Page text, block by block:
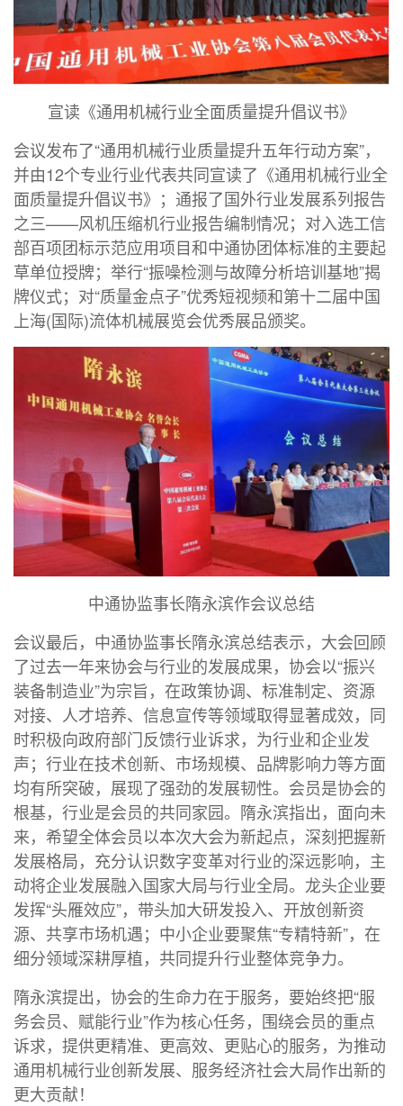
宣读《通用机械行业全面质量提升倡议书》
会议发布了“通用机械行业质量提升五年行动方案”，
并由12个专业行业代表共同宣读了《通用机械行业全
面质量提升倡议书》；通报了国外行业发展系列报告
之三——风机压缩机行业报告编制情况；对入选工信
部百项团标示范应用项目和中通协团体标准的主要起
草单位授牌；举行“振噪检测与故障分析培训基地”揭
牌仪式；对“质量金点子”优秀短视频和第十二届中国
上海(国际)流体机械展览会优秀展品颁奖。
中通协监事长隋永滨作会议总结
会议最后，中通协监事长隋永滨总结表示，大会回顾
了过去一年来协会与行业的发展成果，协会以“振兴
装备制造业”为宗旨，在政策协调、标准制定、资源
对接、人才培养、信息宣传等领域取得显著成效，同
时积极向政府部门反馈行业诉求，为行业和企业发
声；行业在技术创新、市场规模、品牌影响力等方面
均有所突破，展现了强劲的发展韧性。会员是协会的
根基，行业是会员的共同家园。隋永滨指出，面向未
来，希望全体会员以本次大会为新起点，深刻把握新
发展格局，充分认识数字变革对行业的深远影响，主
动将企业发展融入国家大局与行业全局。龙头企业要
发挥“头雁效应”，带头加大研发投入、开放创新资
源、共享市场机遇；中小企业要聚焦“专精特新”，在
细分领域深耕厚植，共同提升行业整体竞争力。
隋永滨提出，协会的生命力在于服务，要始终把“服
务会员、赋能行业”作为核心任务，围绕会员的重点
诉求，提供更精准、更高效、更贴心的服务，为推动
通用机械行业创新发展、服务经济社会大局作出新的
更大贡献！